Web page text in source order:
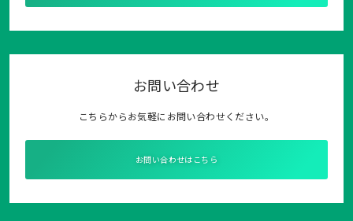
お問い合わせ
こちらからお気軽にお問い合わせください。
お問い合わせはこちら